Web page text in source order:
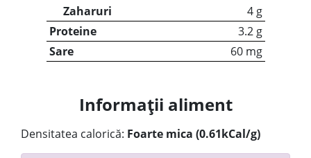
Zaharuri
4 g
Proteine
3.2 g
Sare
60 mg
Informații aliment
Densitatea calorică: Foarte mica (0.61kCal/g)